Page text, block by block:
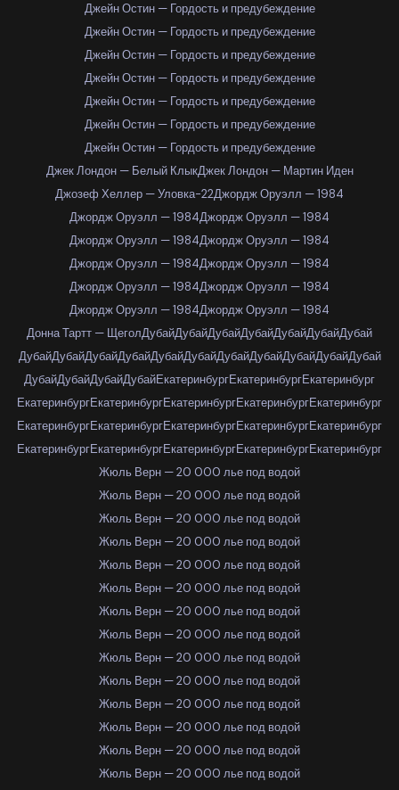
Джейн Остин — Гордость и предубеждение
Джейн Остин — Гордость и предубеждение
Джейн Остин — Гордость и предубеждение
Джейн Остин — Гордость и предубеждение
Джейн Остин — Гордость и предубеждение
Джейн Остин — Гордость и предубеждение
Джейн Остин — Гордость и предубеждение
Джек Лондон — Белый КлыкДжек Лондон — Мартин Иден
Джозеф Хеллер — Уловка-22Джордж Оруэлл — 1984
Джордж Оруэлл — 1984Джордж Оруэлл — 1984
Джордж Оруэлл — 1984Джордж Оруэлл — 1984
Джордж Оруэлл — 1984Джордж Оруэлл — 1984
Джордж Оруэлл — 1984Джордж Оруэлл — 1984
Джордж Оруэлл — 1984Джордж Оруэлл — 1984
Донна Тартт — ЩеголДубайДубайДубайДубайДубайДубайДубай
ДубайДубайДубайДубайДубайДубайДубайДубайДубайДубайДубай
ДубайДубайДубайДубайЕкатеринбургЕкатеринбургЕкатеринбург
ЕкатеринбургЕкатеринбургЕкатеринбургЕкатеринбургЕкатеринбург
ЕкатеринбургЕкатеринбургЕкатеринбургЕкатеринбургЕкатеринбург
ЕкатеринбургЕкатеринбургЕкатеринбургЕкатеринбургЕкатеринбург
Жюль Верн — 20 000 лье под водой
Жюль Верн — 20 000 лье под водой
Жюль Верн — 20 000 лье под водой
Жюль Верн — 20 000 лье под водой
Жюль Верн — 20 000 лье под водой
Жюль Верн — 20 000 лье под водой
Жюль Верн — 20 000 лье под водой
Жюль Верн — 20 000 лье под водой
Жюль Верн — 20 000 лье под водой
Жюль Верн — 20 000 лье под водой
Жюль Верн — 20 000 лье под водой
Жюль Верн — 20 000 лье под водой
Жюль Верн — 20 000 лье под водой
Жюль Верн — 20 000 лье под водой